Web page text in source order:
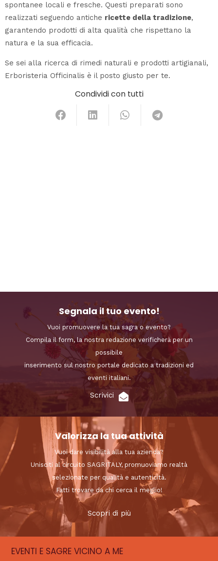
spontanee locali e fresche. Questi preparati sono
realizzati seguendo antiche ricette della tradizione,
garantendo prodotti di alta qualità che rispettano la
natura e la sua efficacia.
Se sei alla ricerca di rimedi naturali e prodotti artigianali,
Erboristeria Officinalis è il posto giusto per te.
Condividi con tutti
Segnala il tuo evento!
Vuoi promuovere la tua sagra o evento?
Compila il form, la nostra redazione verificherà per un
possibile
inserimento sul nostro portale dedicato a tradizioni ed
eventi italiani.
Scrivici
Valorizza la tua attività
Vuoi dare visibilità alla tua azienda?
Unisciti al circuito SAGRITALY, promuoviamo realtà
selezionate per qualità e autenticità.
Fatti trovare da chi cerca il meglio!
Scopri di più
EVENTI E SAGRE VICINO A ME